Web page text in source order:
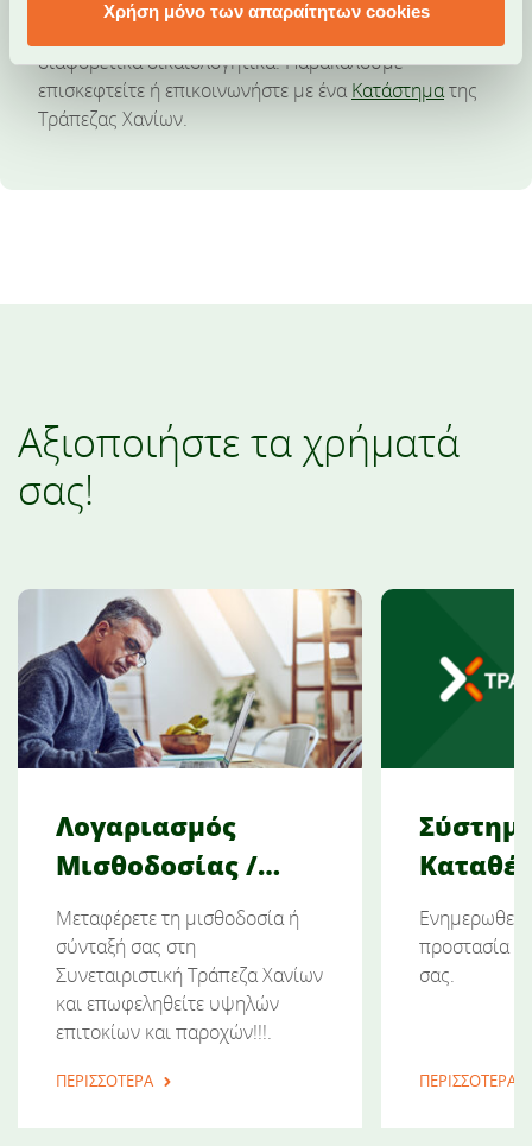
Χρήση μόνο των απαραίτητων cookies
διαφορετικά δικαιολογητικά. Παρακαλούμε
επισκεφτείτε ή επικοινωνήστε με ένα Κατάστηματης
Τράπεζας Χανίων.
Αξιοποιήστε τα χρήματά
σας!
Λογαριασμός
Μισθοδοσίας /
Σύνταξης
Μεταφέρετε τη μισθοδοσία ή
σύνταξή σας στη
Συνεταιριστική Τράπεζα Χανίων
και επωφεληθείτε υψηλών
επιτοκίων και παροχών!!!.
ΠΕΡΙΣΣΟΤΕΡΑ
προστασία
σας.
ΠΕΡΙΣΣΟΤΕΡΑ